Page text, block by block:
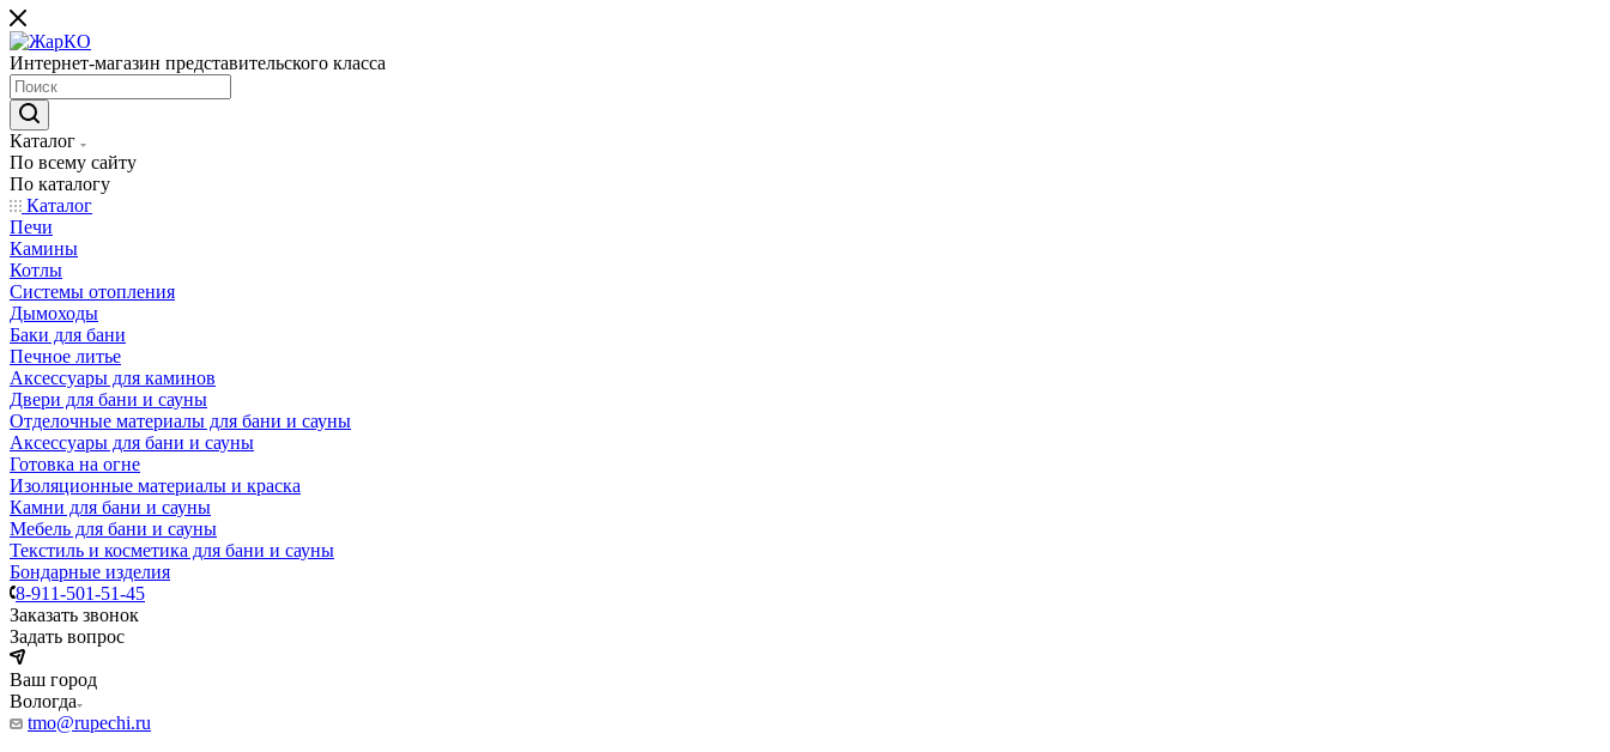
Интернет-магазин представительского класса
Каталог
По всему сайту
По каталогу
Каталог
Печи
Камины
Котлы
Системы отопления
Дымоходы
Баки для бани
Печное литье
Аксессуары для каминов
Двери для бани и сауны
Отделочные материалы для бани и сауны
Аксессуары для бани и сауны
Готовка на огне
Изоляционные материалы и краска
Камни для бани и сауны
Мебель для бани и сауны
Текстиль и косметика для бани и сауны
Бондарные изделия
8-911-501-51-45
Заказать звонок
Задать вопрос
Ваш город
Вологда
tmo@rupechi.ru